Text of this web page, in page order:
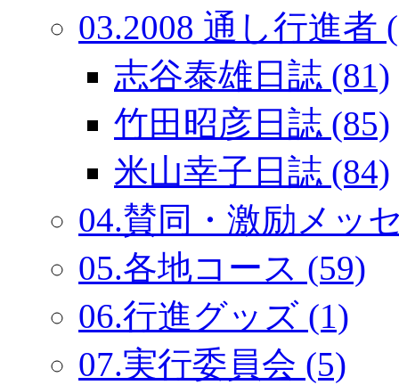
03.2008 通し行進者
志谷泰雄日誌 (81)
竹田昭彦日誌 (85)
米山幸子日誌 (84)
04.賛同・激励メッ
05.各地コース (59)
06.行進グッズ (1)
07.実行委員会 (5)